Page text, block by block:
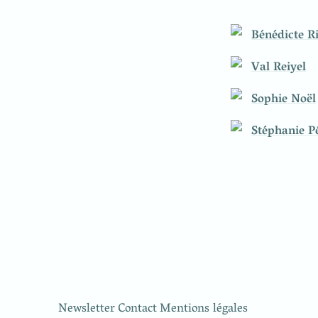
Bénédicte
Val Reiyel
Sophie Noël
Stéphanie
NewsletterContactMentions légales